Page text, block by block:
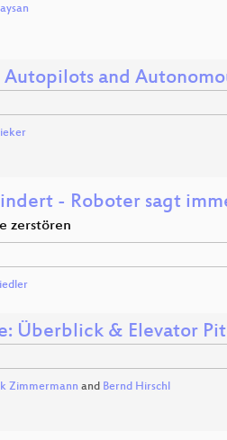
and
- Roboter sagt
zerstören
Überblick & Elevator
Zimmermann and Bernd Hirschl